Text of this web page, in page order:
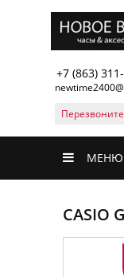
+7 (863)
МЕНЮ
CASIO